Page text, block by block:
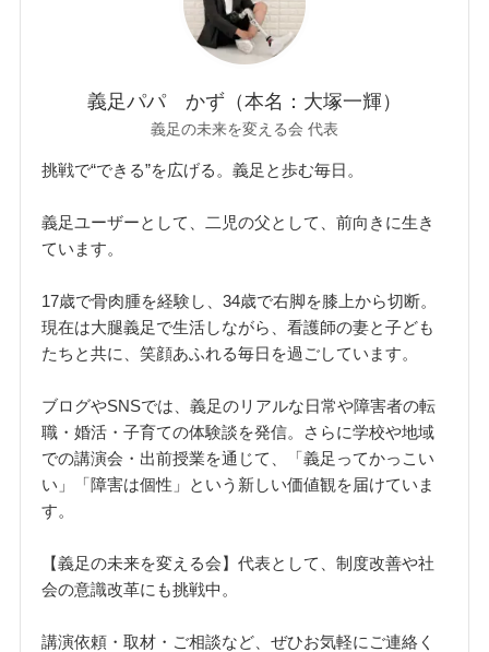
義足パパ かず（本名：大塚一輝）
義足の未来を変える会 代表
挑戦で“できる”を広げる。義足と歩む毎日。
義足ユーザーとして、二児の父として、前向きに生き
ています。
17歳で骨肉腫を経験し、34歳で右脚を膝上から切断。
現在は大腿義足で生活しながら、看護師の妻と子ども
たちと共に、笑顔あふれる毎日を過ごしています。
ブログやSNSでは、義足のリアルな日常や障害者の転
職・婚活・子育ての体験談を発信。さらに学校や地域
での講演会・出前授業を通じて、「義足ってかっこい
い」「障害は個性」という新しい価値観を届けていま
す。
【義足の未来を変える会】代表として、制度改善や社
会の意識改革にも挑戦中。
講演依頼・取材・ご相談など、ぜひお気軽にご連絡く